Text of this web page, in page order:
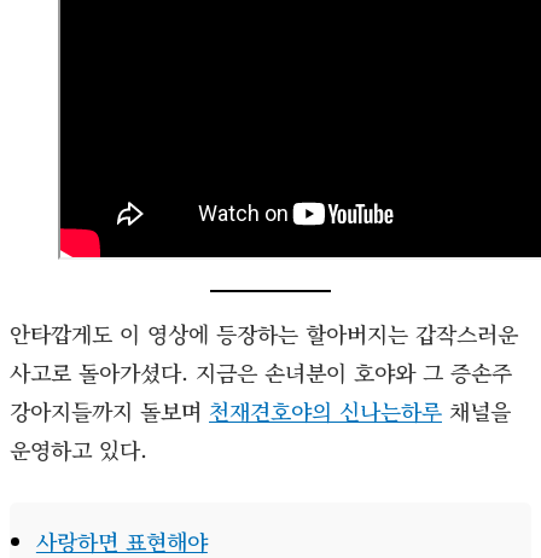
안타깝게도 이 영상에 등장하는 할아버지는 갑작스러운
사고로 돌아가셨다. 지금은 손녀분이 호야와 그 증손주
강아지들까지 돌보며 천재견호야의 신나는하루 채널을
운영하고 있다.
사랑하면 표현해야